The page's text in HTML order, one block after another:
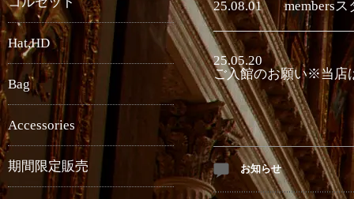
25.08.01 members
25.05.20
ご入館のお願い※当店
お知らせ
Hat,HD
Bag
Accessories
期間限定販売